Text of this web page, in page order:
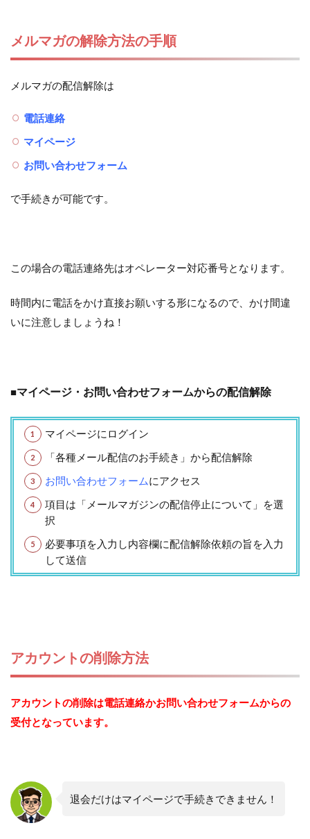
メルマガの解除方法の手順
メルマガの配信解除は
電話連絡
マイページ
お問い合わせフォーム
で手続きが可能です。
この場合の電話連絡先はオペレーター対応番号となります。
時間内に電話をかけ直接お願いする形になるので、かけ間違
いに注意しましょうね！
■マイページ・お問い合わせフォームからの配信解除
マイページにログイン
「各種メール配信のお手続き」から配信解除
お問い合わせフォームにアクセス
項目は「メールマガジンの配信停止について」を選
択
必要事項を入力し内容欄に配信解除依頼の旨を入力
して送信
アカウントの削除方法
アカウントの削除は電話連絡かお問い合わせフォームからの
受付となっています。
退会だけはマイページで手続きできません！